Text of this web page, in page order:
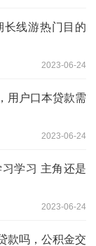
长线游热门目的
2023-06-24
用户口本贷款需
2023-06-24
学习 主角还是
2023-06-24
款吗，公积金交